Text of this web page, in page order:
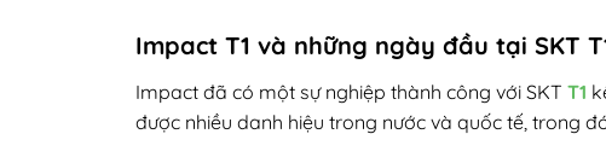
Impact T1 và những ngày đầu tại SKT
Impact đã có một sự nghiệp thành công với SKT T1
được nhiều danh hiệu trong nước và quốc tế, trong